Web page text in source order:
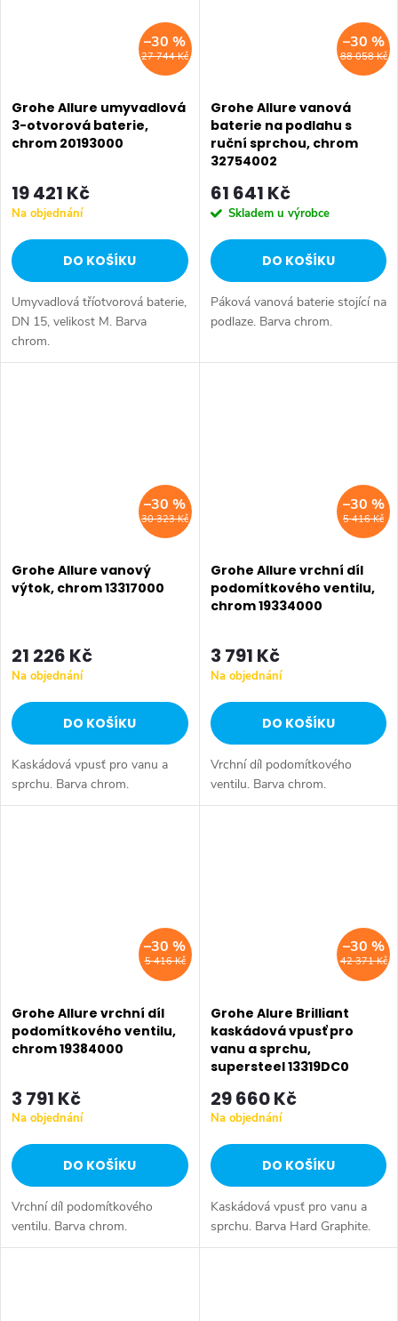
27 744 Kč
–30 %
Grohe Allure umyvadlová
3-otvorová baterie,
chrom 20193000
19 421 Kč
Na objednání
DO KOŠÍKU
Umyvadlová tříotvorová baterie,
DN 15, velikost M. Barva
chrom.
88 058 Kč
–30 %
Grohe Allure vanová
baterie na podlahu s
ruční sprchou, chrom
32754002
61 641 Kč
Skladem u výrobce
DO KOŠÍKU
Páková vanová baterie stojící na
podlaze. Barva chrom.
30 323 Kč
–30 %
Grohe Allure vanový
výtok, chrom 13317000
21 226 Kč
Na objednání
DO KOŠÍKU
Kaskádová vpusť pro vanu a
sprchu. Barva chrom.
5 416 Kč
–30 %
Grohe Allure vrchní díl
podomítkového ventilu,
chrom 19334000
3 791 Kč
Na objednání
DO KOŠÍKU
Vrchní díl podomítkového
ventilu. Barva chrom.
5 416 Kč
–30 %
Grohe Allure vrchní díl
podomítkového ventilu,
chrom 19384000
3 791 Kč
Na objednání
DO KOŠÍKU
Vrchní díl podomítkového
ventilu. Barva chrom.
42 371 Kč
–30 %
Grohe Alure Brilliant
kaskádová vpusť pro
vanu a sprchu,
supersteel 13319DC0
29 660 Kč
Na objednání
DO KOŠÍKU
Kaskádová vpusť pro vanu a
sprchu. Barva Hard Graphite.